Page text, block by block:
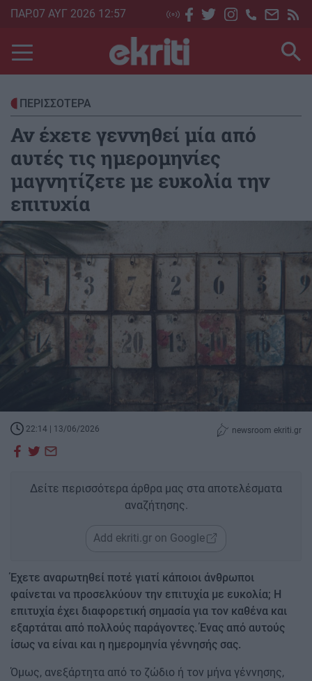
Skip
main
content
ΠΑΡ.07 ΑΥΓ 2026 12:57
ΠΕΡΙΣΣΟΤΕΡΑ
Αν έχετε γεννηθεί μία από
αυτές τις ημερομηνίες
μαγνητίζετε με ευκολία την
επιτυχία
22:14 | 13/06/2026 newsroom ekriti.gr
Δείτε περισσότερα άρθρα μας στα αποτελέσματα
αναζήτησης.
Add ekriti.gr on Google
Έχετε αναρωτηθεί ποτέ γιατί κάποιοι άνθρωποι
φαίνεται να προσελκύουν την επιτυχία με ευκολία; Η
επιτυχία έχει διαφορετική σημασία για τον καθένα και
εξαρτάται από πολλούς παράγοντες. Ένας από αυτούς
ίσως να είναι και η ημερομηνία γέννησής σας.
Όμως, ανεξάρτητα από το ζώδιο ή τον μήνα γέννησης,